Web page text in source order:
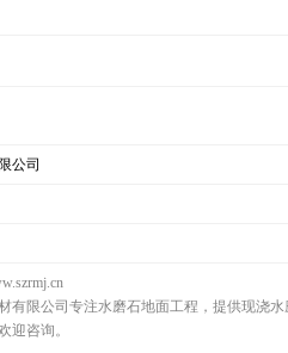
公司
有限公司专注水磨石地面工程，提供现浇
迎咨询。